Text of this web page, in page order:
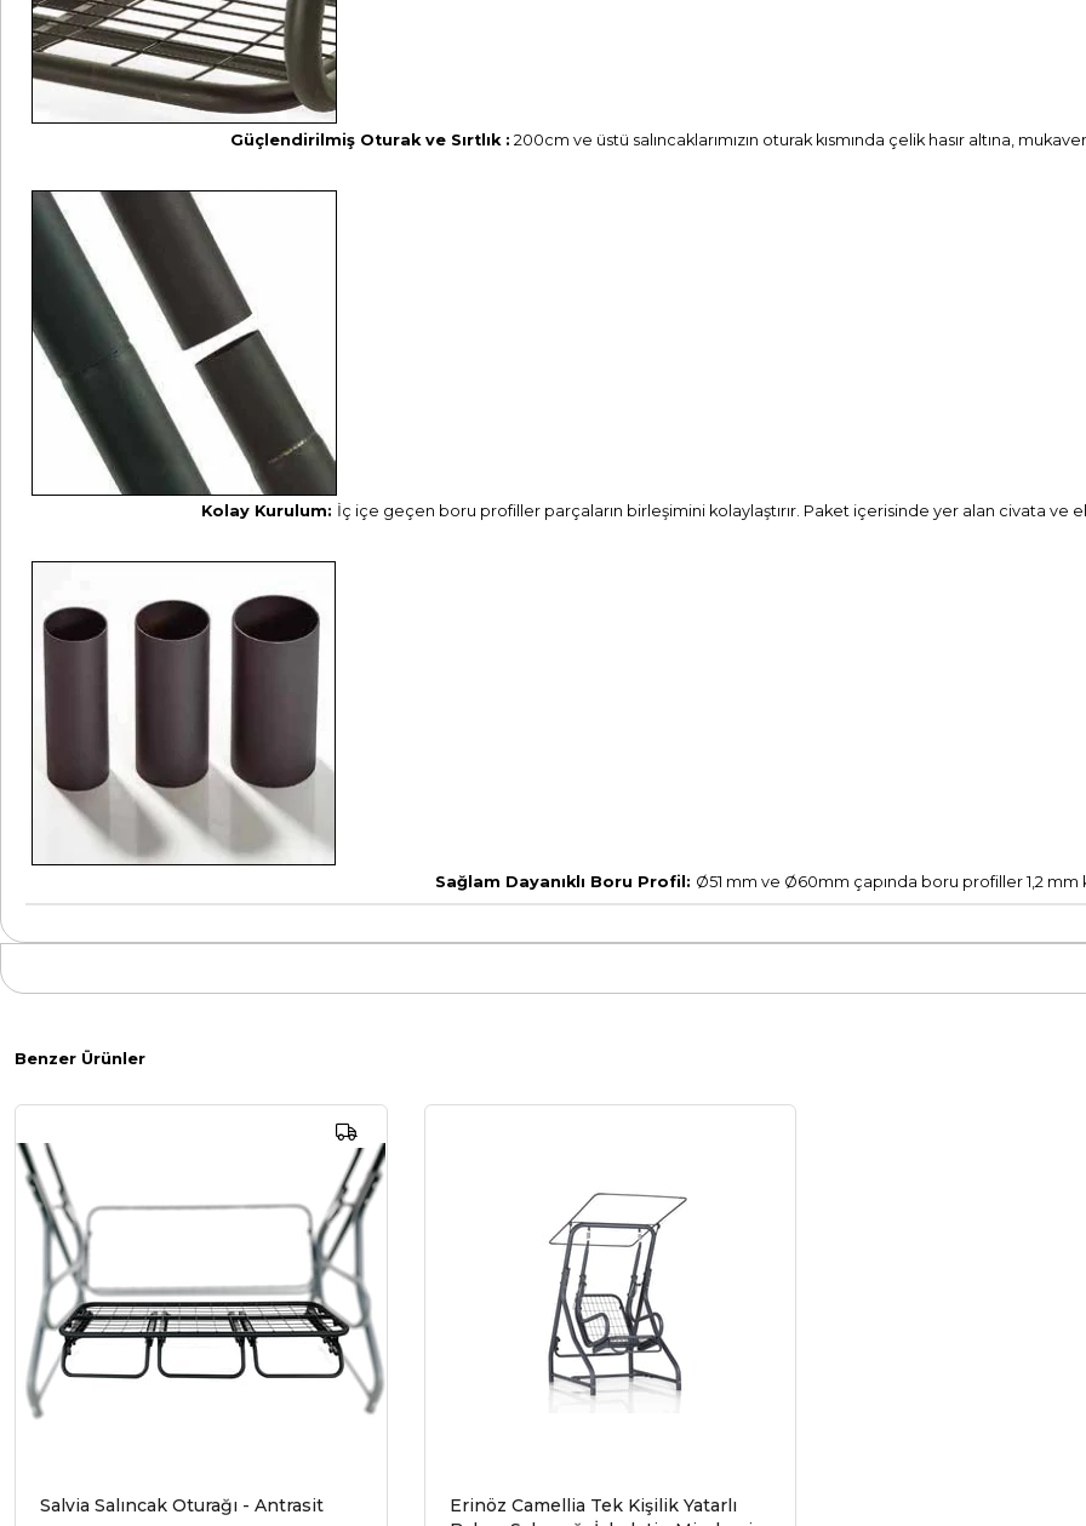
Güçlendirilmiş Oturak ve Sırtlık : 200cm ve üstü salıncaklarımızın oturak kısmında çelik hasır altına,
Kolay Kurulum: İç içe geçen boru profiller parçaların birleşimini kolaylaştırır. Paket içerisinde yer alan civata ve
Sağlam Dayanıklı Boru Profil: Ø51 mm ve Ø60mm çapında boru profiller 1,2 mm
Benzer Ürünler
Salvia Salıncak Oturağı - Antrasit
Erinöz Camellia Tek Kişilik Yatarlı